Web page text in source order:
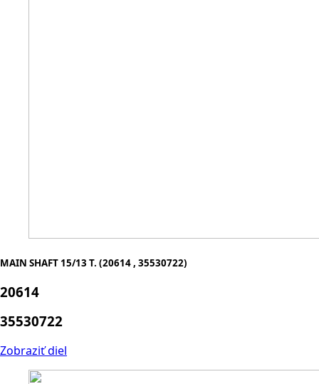
MAIN SHAFT 15/13 T. (20614 , 35530722)
20614
35530722
Zobraziť diel